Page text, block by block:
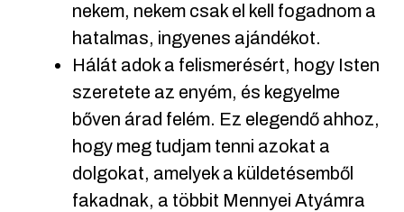
nekem, nekem csak el kell fogadnom a
hatalmas, ingyenes ajándékot.
Hálát adok a felismerésért, hogy Isten
szeretete az enyém, és kegyelme
bőven árad felém. Ez elegendő ahhoz,
hogy meg tudjam tenni azokat a
dolgokat, amelyek a küldetésemből
fakadnak, a többit Mennyei Atyámra